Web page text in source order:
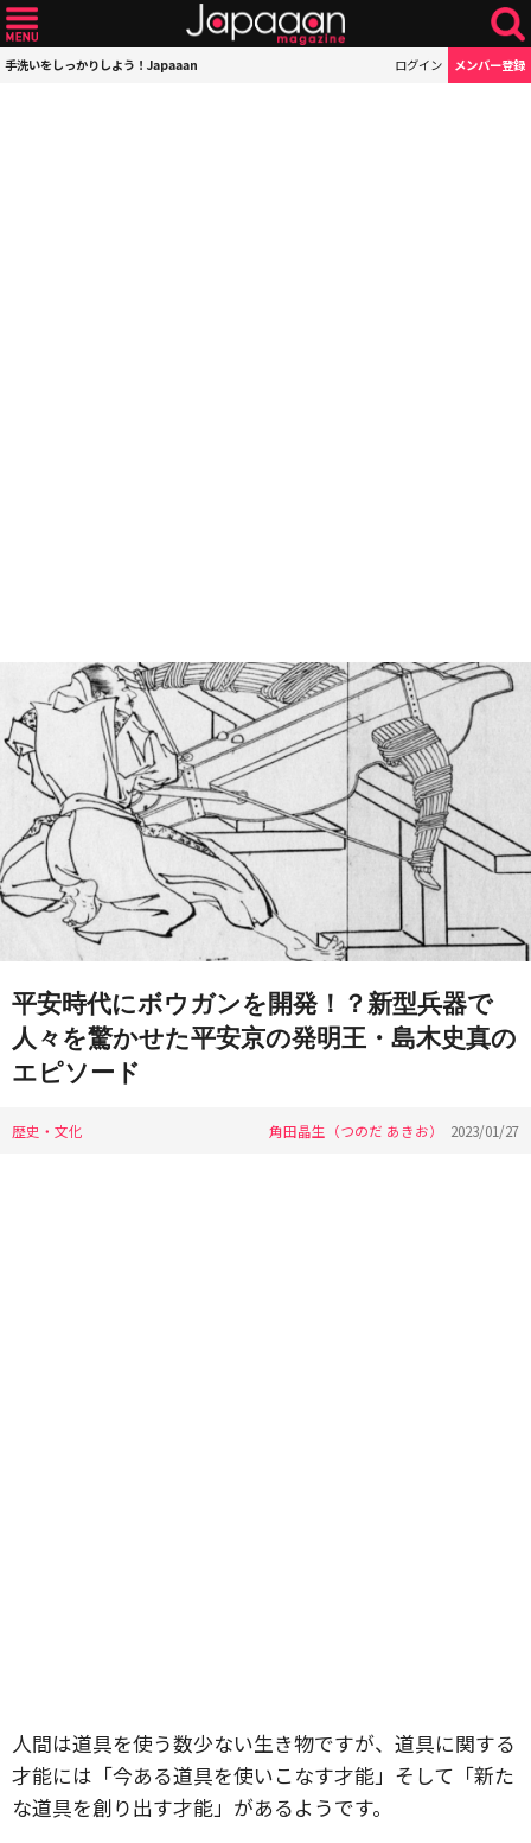
手洗いをしっかりしよう！Japaaan ログイン メンバー登録
平安時代にボウガンを開発！？新型兵器で
人々を驚かせた平安京の発明王・島木史真の
エピソード
歴史・文化 角田晶生（つのだ あきお） 2023/01/27
人間は道具を使う数少ない生き物ですが、道具に関する
才能には「今ある道具を使いこなす才能」そして「新た
な道具を創り出す才能」があるようです。